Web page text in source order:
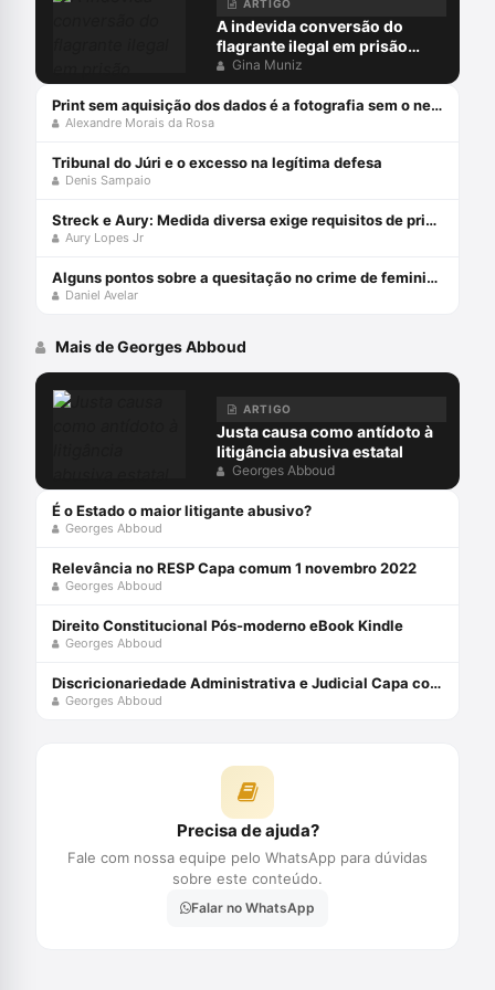
ARTIGO
A indevida conversão do
flagrante ilegal em prisão
preventiva
Gina Muniz
Print sem aquisição dos dados é a fotografia sem o negativo
Alexandre Morais da Rosa
Tribunal do Júri e o excesso na legítima defesa
Denis Sampaio
Streck e Aury: Medida diversa exige requisitos de prisão!
Aury Lopes Jr
Alguns pontos sobre a quesitação no crime de feminicídio
Daniel Avelar
Mais de Georges Abboud
ARTIGO
Justa causa como antídoto à
litigância abusiva estatal
Georges Abboud
É o Estado o maior litigante abusivo?
Georges Abboud
Relevância no RESP Capa comum 1 novembro 2022
Georges Abboud
Direito Constitucional Pós-moderno eBook Kindle
Georges Abboud
Discricionariedade Administrativa e Judicial Capa comum 25 outubro 2014
Georges Abboud
Precisa de ajuda?
Fale com nossa equipe pelo WhatsApp para dúvidas
sobre este conteúdo.
Falar no WhatsApp